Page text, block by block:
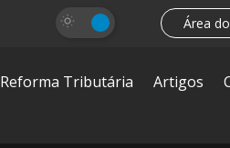
Área
Reforma Tributária Artigos